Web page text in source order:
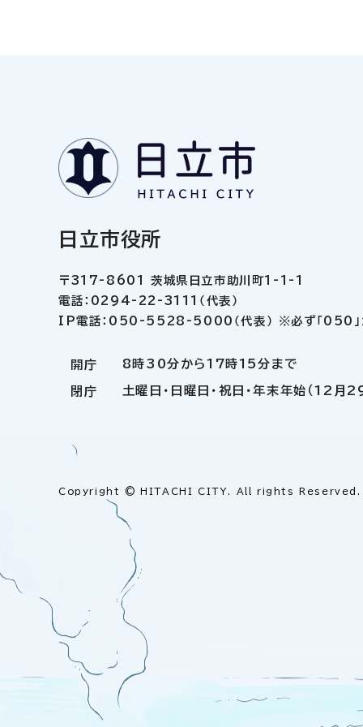
日立市役所
〒317-8601 茨城県日立市助川町1-1-1
電話：0294-22-3111（代表）
IP電話：050-5528-5000（代表） ※必ず「050」か
開庁 8時30分から17時15分まで
閉庁 土曜日・日曜日・祝日・年末年始（12
Copyright © HITACHI CITY. All rights Reserved.